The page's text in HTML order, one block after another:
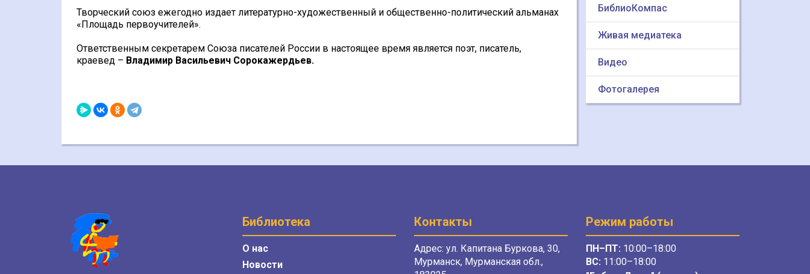
Творческий союз ежегодно издает литературно-художественный и общественно-политический альманах
«Площадь первоучителей».
Ответственным секретарем Союза писателей России в настоящее время является поэт, писатель,
краевед – Владимир Васильевич Сорокажердьев.
БиблиоКомпас
Живая медиатека
Видео
Фотогалерея
Библиотека
О нас
Новости
Контакты
Адрес: ул. Капитана Буркова, 30,
Мурманск, Мурманская обл.,
Режим работы
ПН–ПТ: 10:00–18:00
ВС: 11:00–18:00